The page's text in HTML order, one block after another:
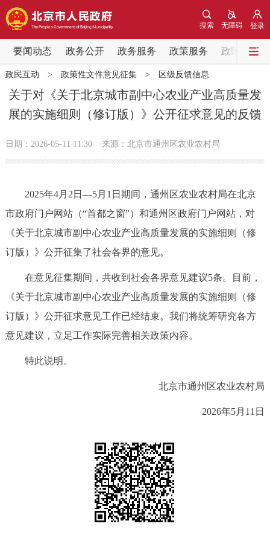
登录
无障碍
搜索
要闻动态 政务公开 政务服务 政策服务 政民互动
要闻动态
党中央精神 国务院信息 中央部委动态
北京要闻 会议信息 部门动态
市领导 机构职能 政策服务
政策兑现 政策解读
决策公开 专题公开
政务服务
投资项目
12345网上接诉即办 我要咨询
在线访谈
政民互动 > 政策性文件意见征集> 区级反馈信息
关于对《关于北京城市副中心农业产业高质量发
展的实施细则（修订版）》公开征求意见的反馈
日期：2026-05-11 11:30 来源：北京市通州区农业农村局
2025年4月2日—5月1日期间，通州区农业农村局在北京
市政府门户网站（“首都之窗”）和通州区政府门户网站，对
《关于北京城市副中心农业产业高质量发展的实施细则（修
订版）》公开征集了社会各界的意见。
在意见征集期间，共收到社会各界意见建议5条。目前，
《关于北京城市副中心农业产业高质量发展的实施细则（修
订版）》公开征求意见工作已经结束。我们将统筹研究各方
意见建议，立足工作实际完善相关政策内容。
特此说明。
北京市通州区农业农村局
2026年5月11日